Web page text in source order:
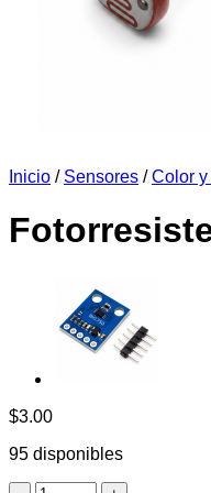
Inicio / Sensores / Color y
$3.00
95 disponibles